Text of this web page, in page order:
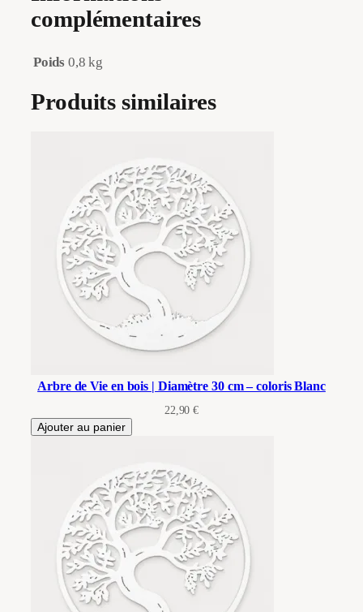
complémentaires
Poids 0,8 kg
Produits similaires
Arbre de Vie en bois | Diamètre 30 cm – coloris Blanc
22,90 €
Ajouter au panier